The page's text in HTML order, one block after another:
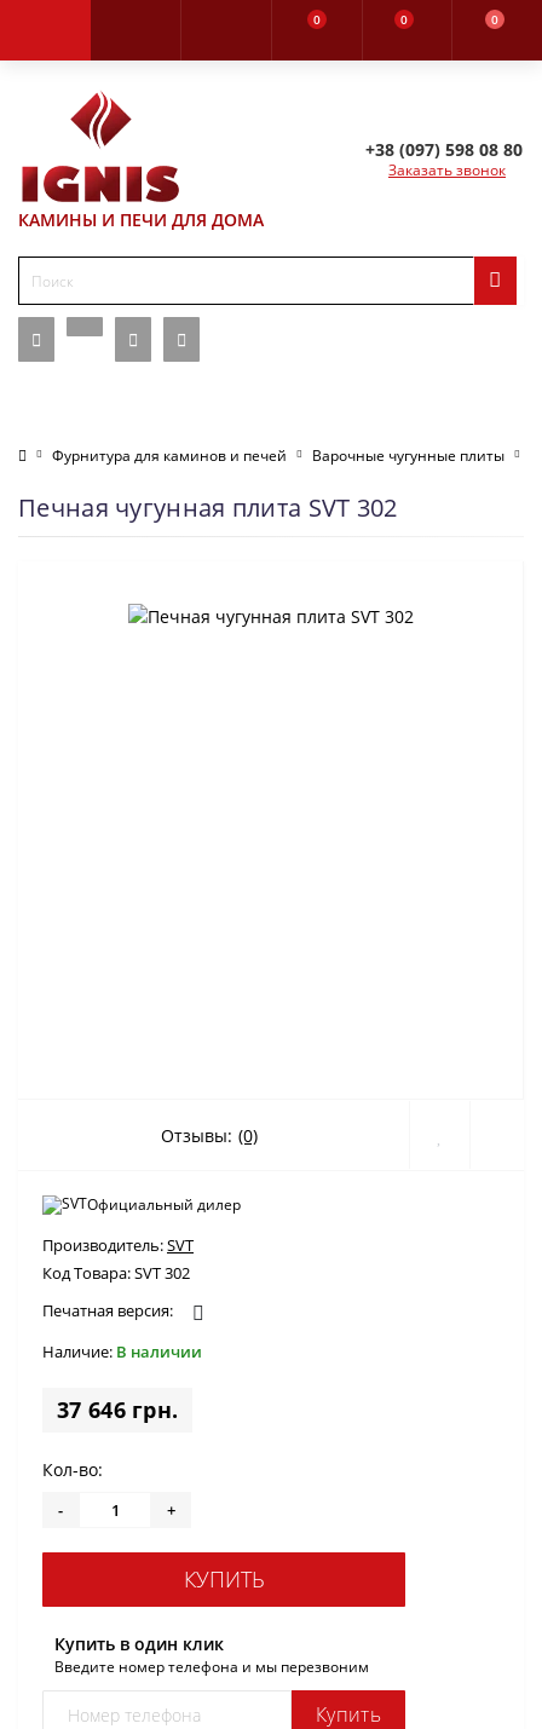
0 0 0
КАМИНЫ И ПЕЧИ ДЛЯ ДОМА
+38 (097) 598 08 80
Заказать звонок
Фурнитура для каминов и печей Варочные чугунные плиты
Печная чугунная плита SVT 302
Отзывы: (0)
Производитель:SVT
Код Товара:SVT 302
Печатная версия:
Наличие: В наличии
37 646 грн.
Официальный дилер
Кол-во:
- +
КУПИТЬ
Купить в один клик
Введите номер телефона и мы перезвоним
Купить